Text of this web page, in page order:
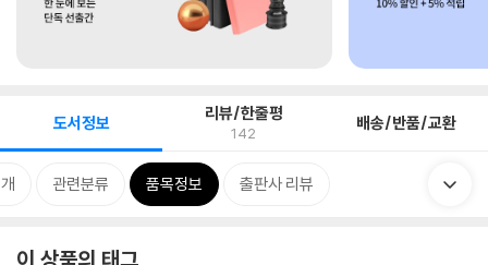
도서정보 리뷰/한줄평
142 배송/반품/교환
관련분류 품목정보 출판사 리뷰
이 상품의 태그